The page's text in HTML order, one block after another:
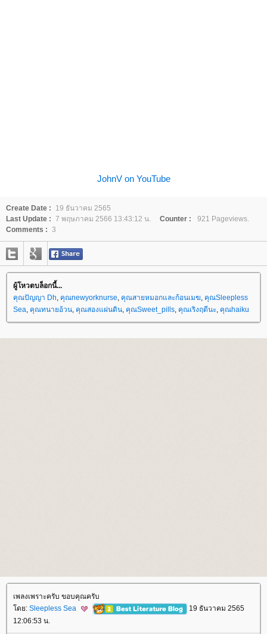
JohnV on YouTube
Create Date :
19 ธันวาคม 2565
Last Update : 7 พฤษภาคม 2566 13:43:12 น. Counter :
921 Pageviews.
Comments : 3
ผู้โหวตบล็อกนี้...
คุณปัญญา Dh, คุณnewyorknurse, คุณสายหมอกและก้อนเมฆ, คุณSleepless
Sea, คุณทนายอ้วน, คุณสองแผ่นดิน, คุณSweet_pills, คุณเริงฤดีนะ, คุณhaiku
เพลงเพราะครับ ขอบคุณครับ
ดย: Sleepless Sea
19 ธันวาคม 2565
12:06:53 น.